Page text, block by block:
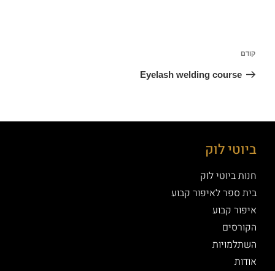
קודם
Eyelash welding course
ביוטי לוק
חנות ביוטי לוק
בית ספר לאיפור קבוע
איפור קבוע
הקורסים
השתלמויות
אודות